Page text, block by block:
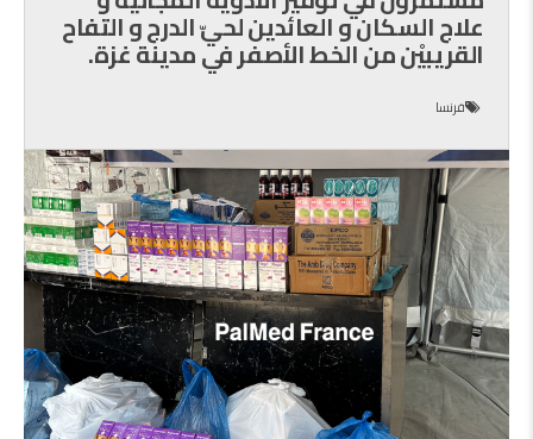
علاج السكان و العائدين لحيّ الدرج و التفاح
القريبيْن من الخط الأصفر في مدينة غزة.
فرنسا